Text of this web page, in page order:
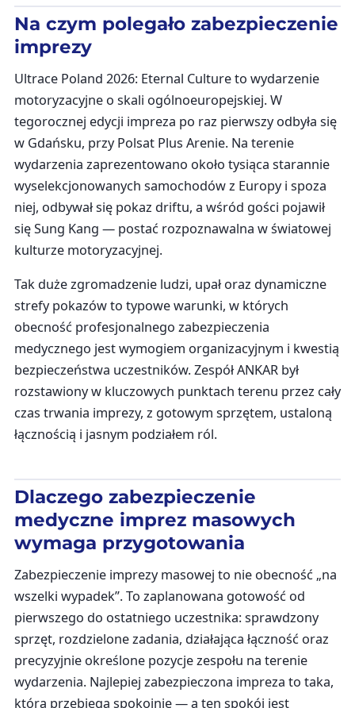
Na czym polegało zabezpieczenie
imprezy
Ultrace Poland 2026: Eternal Culture to wydarzenie
motoryzacyjne o skali ogólnoeuropejskiej. W
tegorocznej edycji impreza po raz pierwszy odbyła się
w Gdańsku, przy Polsat Plus Arenie. Na terenie
wydarzenia zaprezentowano około tysiąca starannie
wyselekcjonowanych samochodów z Europy i spoza
niej, odbywał się pokaz driftu, a wśród gości pojawił
się Sung Kang — postać rozpoznawalna w światowej
kulturze motoryzacyjnej.
Tak duże zgromadzenie ludzi, upał oraz dynamiczne
strefy pokazów to typowe warunki, w których
obecność profesjonalnego zabezpieczenia
medycznego jest wymogiem organizacyjnym i kwestią
bezpieczeństwa uczestników. Zespół ANKAR był
rozstawiony w kluczowych punktach terenu przez cały
czas trwania imprezy, z gotowym sprzętem, ustaloną
łącznością i jasnym podziałem ról.
Dlaczego zabezpieczenie
medyczne imprez masowych
wymaga przygotowania
Zabezpieczenie imprezy masowej to nie obecność „na
wszelki wypadek”. To zaplanowana gotowość od
pierwszego do ostatniego uczestnika: sprawdzony
sprzęt, rozdzielone zadania, działająca łączność oraz
precyzyjnie określone pozycje zespołu na terenie
wydarzenia. Najlepiej zabezpieczona impreza to taka,
która przebiega spokojnie — a ten spokój jest